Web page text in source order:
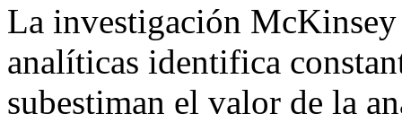
La investigación
analíticas identifica
subestiman el valor de la